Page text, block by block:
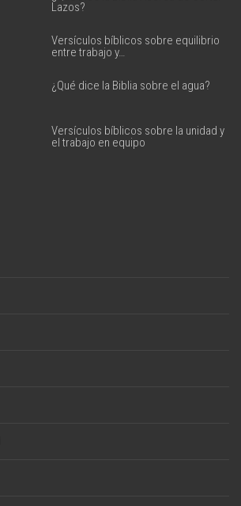
Lazos?
Versículos bíblicos sobre equilibrio
entre trabajo y…
¿Qué dice la Biblia sobre el agua?
Versículos bíblicos sobre la unidad y
el trabajo en equipo